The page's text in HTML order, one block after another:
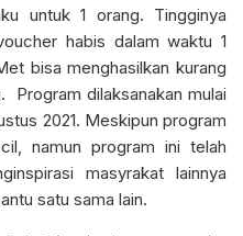
untuk 1 orang. Tingginya
habis dalam waktu 1
bisa menghasilkan kurang
Program dilaksanakan mulai
2021. Meskipun program
namun program ini telah
masyrakat lainnya
satu sama lain.